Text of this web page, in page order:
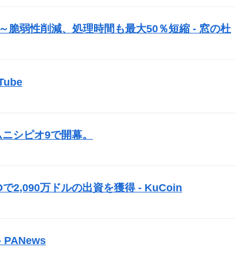
脆弱性削減、処理時間も最大50％短縮 - 窓の杜
シピオ9で開幕。
で2,090万ドルの出資を獲得 - KuCoin
PANews